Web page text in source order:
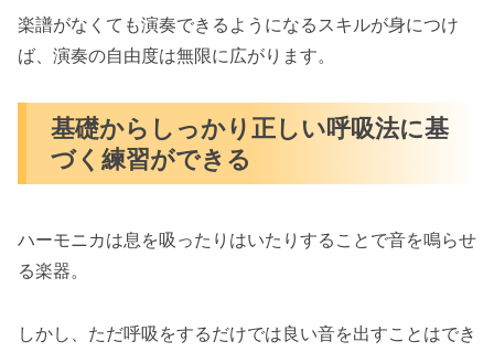
楽譜がなくても演奏できるようになるスキルが身につけ
ば、演奏の自由度は無限に広がります。
基礎からしっかり正しい呼吸法に基
づく練習ができる
ハーモニカは息を吸ったりはいたりすることで音を鳴らせ
る楽器。
しかし、ただ呼吸をするだけでは良い音を出すことはでき